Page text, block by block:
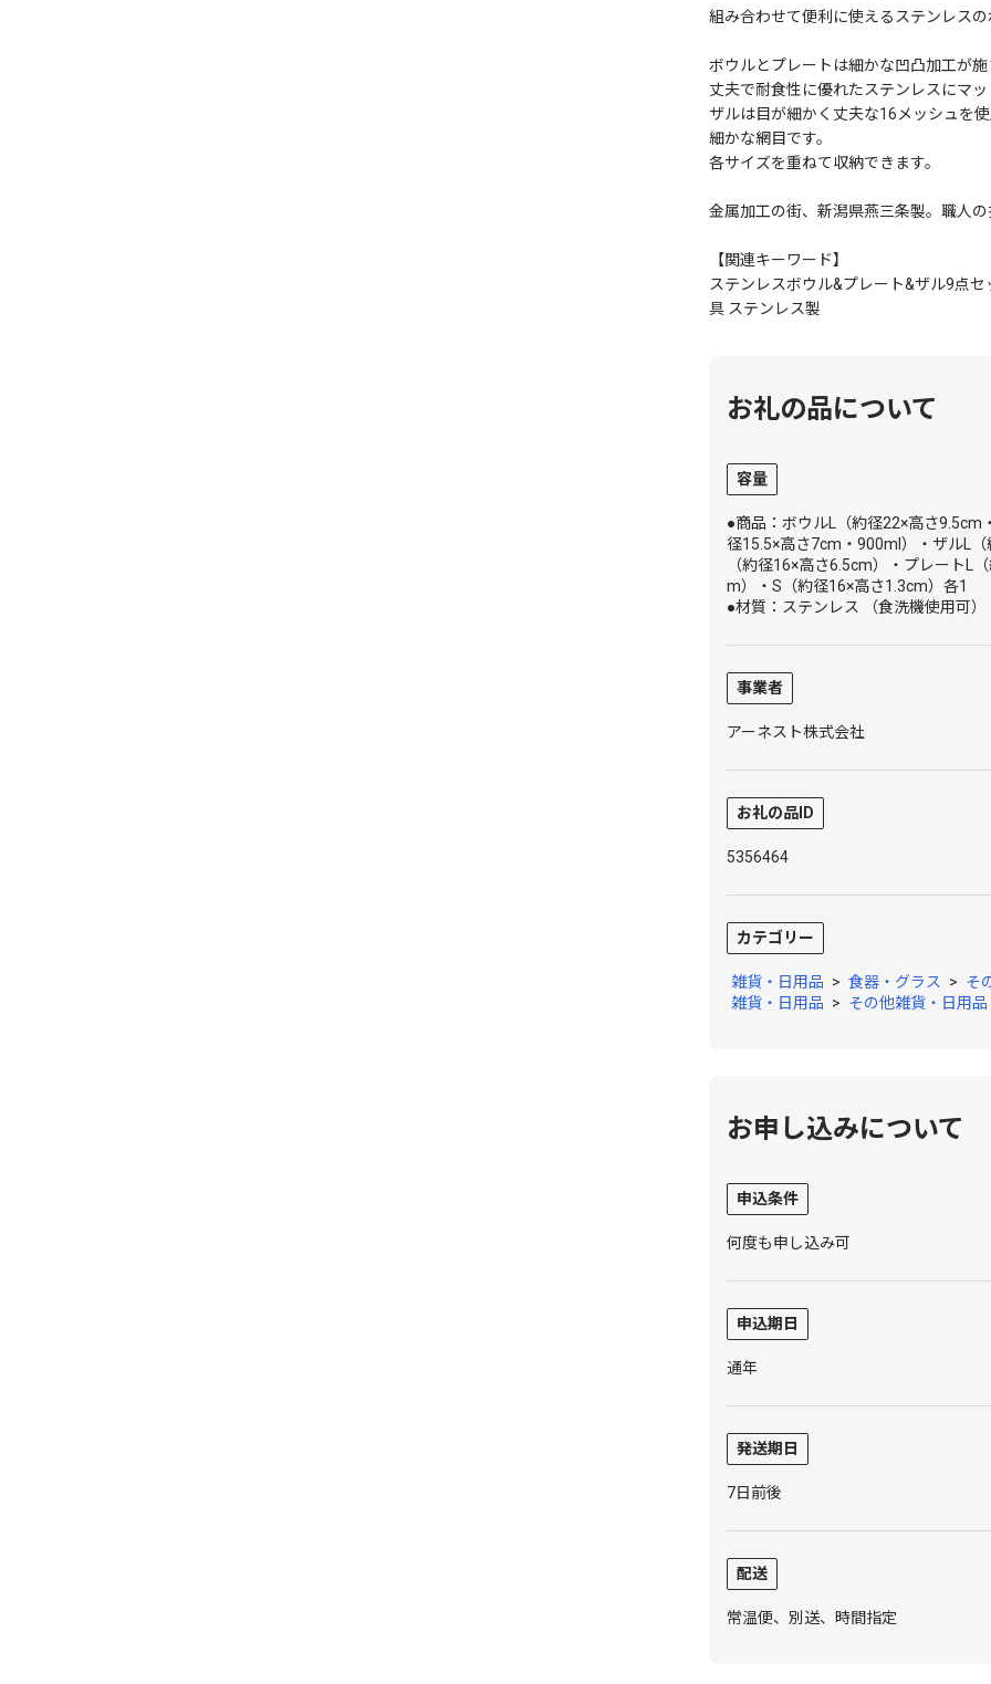
組み合わせて便利に使えるステンレス
ボウルとプレートは細かな凹凸加工が
丈夫で耐食性に優れたステンレスにマ
ザルは目が細かく丈夫な16メッシュを
細かな網目です。
各サイズを重ねて収納できます。
金属加工の街、新潟県燕三条製。職人
【関連キーワード】
ステンレスボウル&プレート&ザル9点
具 ステンレス製
お礼の品について
容量
●商品：ボウルL（約径22×高さ
径15.5×高さ7cm・900ml）・ザルL
（約径16×高さ6.5cm）・プレートL
m）・S（約径16×高さ1.3cm）各1
●材質：ステンレス （食洗機使用可）
事業者
アーネスト株式会社
お礼の品ID
5356464
カテゴリー
雑貨・日用品 > 食器・グラス > そ
雑貨・日用品 > その他雑貨・日用品
お申し込みについて
申込条件
何度も申し込み可
申込期日
通年
発送期日
7日前後
配送
常温便、別送、時間指定